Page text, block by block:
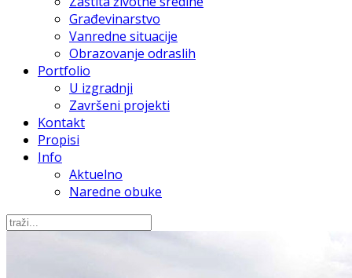
Građevinarstvo
Vanredne situacije
Obrazovanje odraslih
Portfolio
U izgradnji
Završeni projekti
Kontakt
Propisi
Info
Aktuelno
Naredne obuke